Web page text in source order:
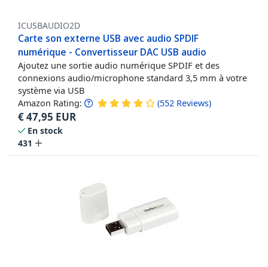
ICUSBAUDIO2D
Carte son externe USB avec audio SPDIF
numérique - Convertisseur DAC USB audio
Ajoutez une sortie audio numérique SPDIF et des
connexions audio/microphone standard 3,5 mm à votre
système via USB
Amazon Rating: (552 Reviews)
€47,95 EUR
En stock
431